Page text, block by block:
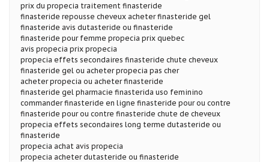
prix du propecia traitement finasteride
finasteride repousse cheveux acheter finasteride gel
finasteride avis dutasteride ou finasteride
finasteride pour femme propecia prix quebec
avis propecia prix propecia
propecia effets secondaires finasteride chute cheveux
finasteride gel ou acheter propecia pas cher
acheter propecia ou acheter finasteride
finasteride gel pharmacie finasterida uso feminino
commander finasteride en ligne finasteride pour ou contre
finasteride pour ou contre finasteride chute de cheveux
propecia effets secondaires long terme dutasteride ou
finasteride
propecia achat avis propecia
propecia acheter dutasteride ou finasteride